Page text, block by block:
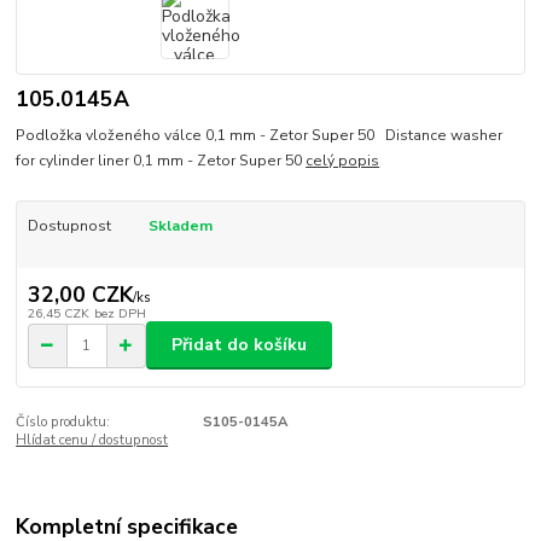
105.0145A
Podložka vloženého válce 0,1 mm - Zetor Super 50 Distance washer
for cylinder liner 0,1 mm - Zetor Super 50 celý popis
Dostupnost Skladem
32,00 CZK/ks
26,45 CZK bez DPH
Přidat do košíku
Číslo produktu:
S105-0145A
Hlídat cenu / dostupnost
Kompletní specifikace